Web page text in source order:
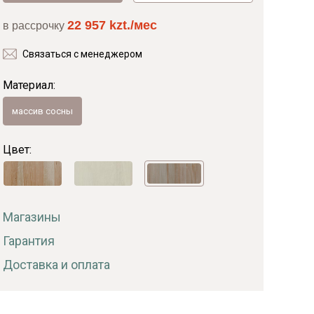
в рассрочку 22 957 kzt./мес
Связаться с менеджером
Материал:
массив сосны
Цвет:
Магазины
Гарантия
Доставка и оплата